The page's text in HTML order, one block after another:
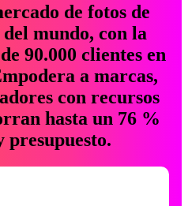
de fotos de
mundo, con la
90.000 clientes en
a marcas,
con recursos
hasta un 76 %
presupuesto.